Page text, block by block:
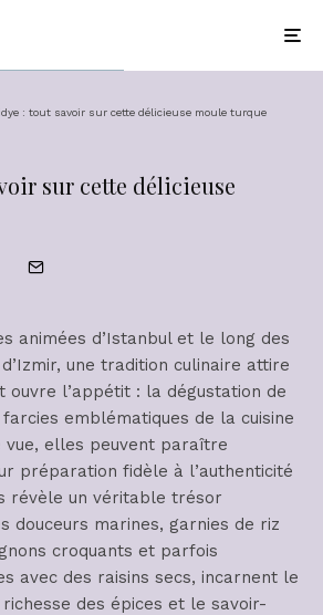
: tout savoir sur cette délicieuse moule turque
sur cette délicieuse
animées d’Istanbul et le long des
une tradition culinaire attire
ouvre l’appétit : la dégustation de
emblématiques de la cuisine
vue, elles peuvent paraître
préparation fidèle à l’authenticité
révèle un véritable trésor
douceurs marines, garnies de riz
croquants et parfois
avec des raisins secs, incarnent le
des épices et le savoir-